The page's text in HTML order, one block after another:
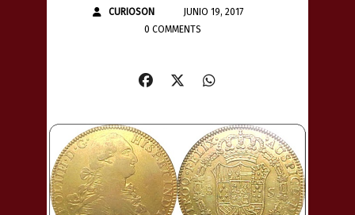
CURIOSON
JUNIO 19, 2017
0 COMMENTS